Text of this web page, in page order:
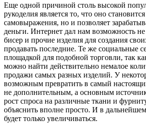
Еще одной причиной столь высокой
рукоделия является то, что оно
самовыражения, но и позволяет
деньги. Интернет дал нам возможность не
бисер и прочие изделия для создания
продавать последние. Те же социальные
площадкой для подобной торговли, так
можно найти действительно немалое
продажи самых разных изделий. У
возможным превратить в самый
не дополнительным, а основным
рост спроса на различные ткани и
объяснить вполне просто. И в
будет только увеличиваться.